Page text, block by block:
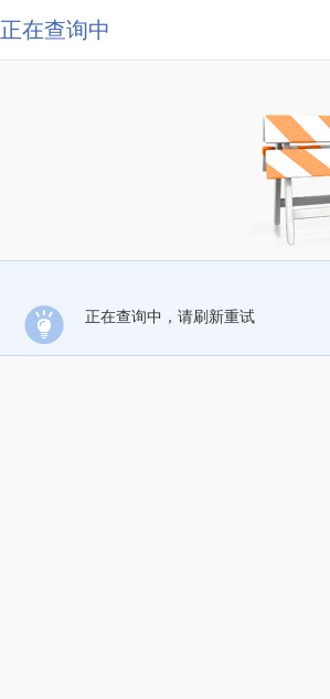
正在查询中
正在查询中，请刷新重试